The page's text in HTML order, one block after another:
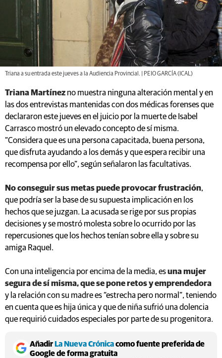
Triana a su entrada este jueves a la Audiencia Provincial. | PEIO GARCÍA (ICAL)
Triana Martínez no muestra ninguna alteración mental y en
las dos entrevistas mantenidas con dos médicas forenses que
declararon este jueves en el juicio por la muerte de Isabel
Carrasco mostró un elevado concepto de sí misma.
“Considera que es una persona capacitada, buena persona,
que disfruta ayudando a los demás y que espera recibir una
recompensa por ello”, según señalaron las facultativas.
No conseguir sus metas puede provocar frustración,
que podría ser la base de su supuesta implicación en los
hechos que se juzgan. La acusada se rige por sus propias
decisiones y se mostró molesta sobre lo ocurrido por las
repercusiones que los hechos tenían sobre ella y sobre su
amiga Raquel.
Con una inteligencia por encima de la media, esuna mujer
segura de sí misma, que se pone retos y emprendedora
y la relación con su madre es “estrecha pero normal”, teniendo
en cuenta que es hija única y que de niña sufrió una dolencia
que requirió cuidados especiales por parte de su progenitora.
AñadirLa Nueva Crónicacomo fuente preferida de
Google de forma gratuita